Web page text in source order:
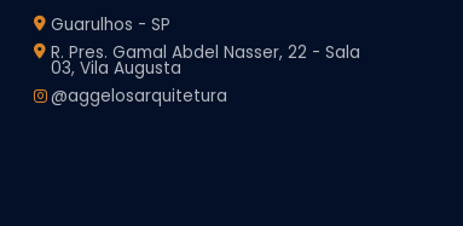
Guarulhos - SP
R. Pres. Gamal Abdel Nasser, 22 - Sala
03, Vila Augusta
@aggelosarquitetura